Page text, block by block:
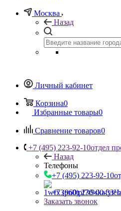
Москва
Назад
Личный кабинет
Корзина0
Избранные товары0
Сравнение товаров0
+7 (495) 223-92-10отдел
Назад
Телефоны
+7 (495) 223-92-10
+7 (960) 230-00-33
Заказать звонок